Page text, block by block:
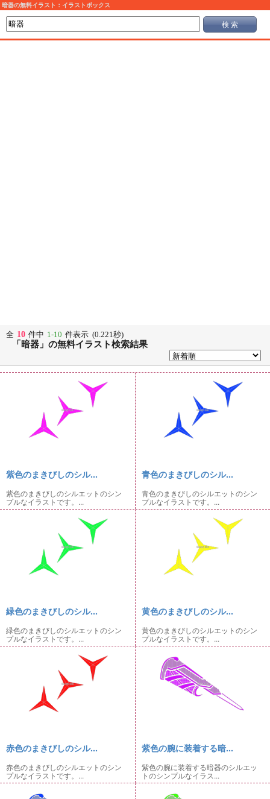
暗器の無料イラスト：イラストボックス
検 索
全 10 件中 1-10 件表示 (0.221秒)
「暗器」の無料イラスト検索結果
紫色のまきびしのシル...
紫色のまきびしのシルエットのシン
プルなイラストです。...
青色のまきびしのシル...
青色のまきびしのシルエットのシン
プルなイラストです。...
緑色のまきびしのシル...
緑色のまきびしのシルエットのシン
プルなイラストです。...
黄色のまきびしのシル...
黄色のまきびしのシルエットのシン
プルなイラストです。...
赤色のまきびしのシル...
赤色のまきびしのシルエットのシン
プルなイラストです。...
紫色の腕に装着する暗...
紫色の腕に装着する暗器のシルエッ
トのシンプルなイラス...